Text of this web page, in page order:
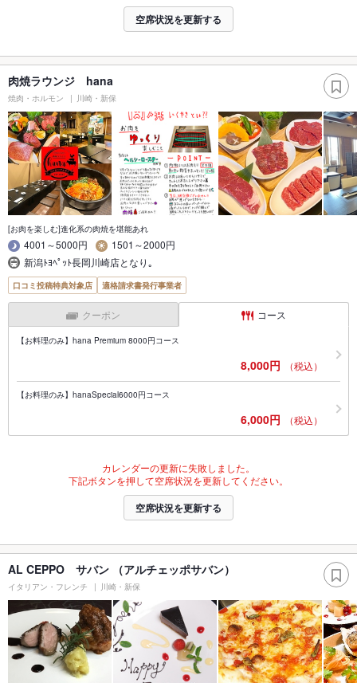
空席状況を更新する
肉焼ラウンジ hana
焼肉・ホルモン 川崎・新保
[お肉を楽しむ]進化系の肉焼を堪能あれ
4001～5000円
1501～2000円
新潟ﾄﾖﾍﾟｯﾄ長岡川崎店となり｡
口コミ投稿特典対象店 適格請求書発行事業者
クーポン コース
【お料理のみ】hana Premium 8000円コース
8,000円 （税込）
【お料理のみ】hanaSpecial6000円コース
6,000円 （税込）
カレンダーの更新に失敗しました。
下記ボタンを押して空席状況を更新してください。
空席状況を更新する
AL CEPPO サバン （アルチェッポサバン）
イタリアン・フレンチ 川崎・新保